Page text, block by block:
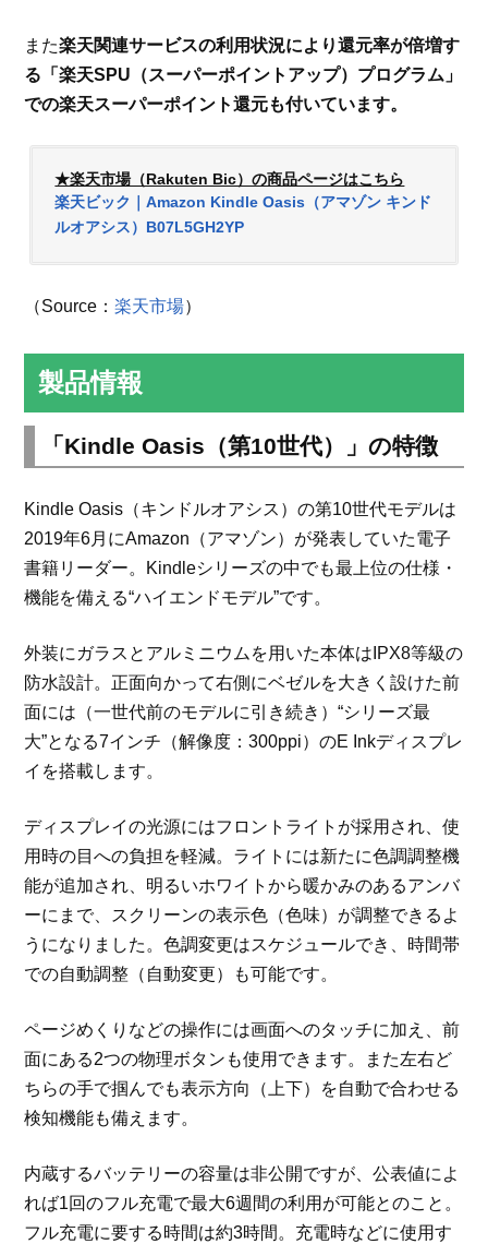
また楽天関連サービスの利用状況により還元率が倍増す
る「楽天SPU（スーパーポイントアップ）プログラム」
での楽天スーパーポイント還元も付いています。
★楽天市場（Rakuten Bic）の商品ページはこちら
楽天ビック｜Amazon Kindle Oasis（アマゾン キンド
ルオアシス）B07L5GH2YP
（Source：楽天市場）
製品情報
「Kindle Oasis（第10世代）」の特徴
Kindle Oasis（キンドルオアシス）の第10世代モデルは
2019年6月にAmazon（アマゾン）が発表していた電子
書籍リーダー。Kindleシリーズの中でも最上位の仕様・
機能を備える“ハイエンドモデル”です。
外装にガラスとアルミニウムを用いた本体はIPX8等級の
防水設計。正面向かって右側にベゼルを大きく設けた前
面には（一世代前のモデルに引き続き）“シリーズ最
大”となる7インチ（解像度：300ppi）のE Inkディスプレ
イを搭載します。
ディスプレイの光源にはフロントライトが採用され、使
用時の目への負担を軽減。ライトには新たに色調調整機
能が追加され、明るいホワイトから暖かみのあるアンバ
ーにまで、スクリーンの表示色（色味）が調整できるよ
うになりました。色調変更はスケジュールでき、時間帯
での自動調整（自動変更）も可能です。
ページめくりなどの操作には画面へのタッチに加え、前
面にある2つの物理ボタンも使用できます。また左右ど
ちらの手で掴んでも表示方向（上下）を自動で合わせる
検知機能も備えます。
内蔵するバッテリーの容量は非公開ですが、公表値によ
れば1回のフル充電で最大6週間の利用が可能とのこと。
フル充電に要する時間は約3時間。充電時などに使用す